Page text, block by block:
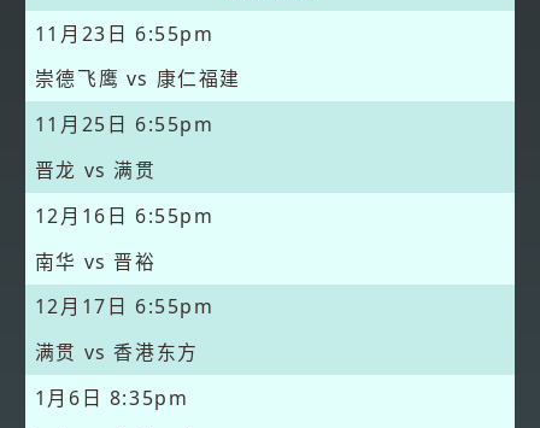
11月23日 6:55pm
崇德飞鹰 vs 康仁福建
11月25日 6:55pm
晋龙 vs 满贯
12月16日 6:55pm
南华 vs 晋裕
12月17日 6:55pm
满贯 vs 香港东方
1月6日 8:35pm